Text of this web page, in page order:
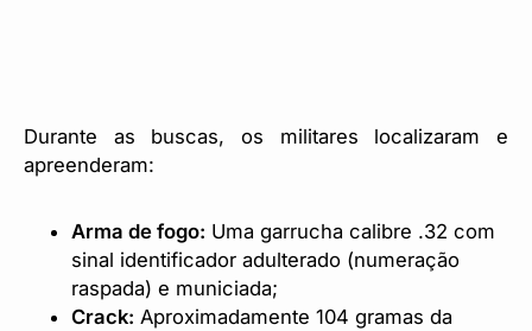
Durante as buscas, os militares localizaram e
apreenderam:
Arma de fogo: Uma garrucha calibre .32 com
sinal identificador adulterado (numeração
raspada) e municiada;
Crack: Aproximadamente 104 gramas da